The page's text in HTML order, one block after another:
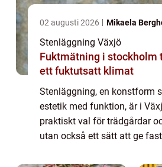
02 augusti 2026 Mikaela
Stenläggning Växjö
Fuktmätning i stockholm tryggare hus i
ett fuktutsatt klimat
Stenläggning, en konstform
estetik med funktion, är i
praktiskt val för trädgårdar
utan också ett sätt att ge